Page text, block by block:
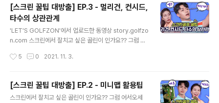
가지 도우미들이 있답니다! 그린격자, 코스매니저, LED 퍼
팅 가이드 세가지에 대해 오늘은 알아봐요~ 첫번째는 그린
격자에요 격자는 보통격자와 투비전격자로 총 2가지 종류
가 있답니다 먼저 보통격자는 우리가 흔히 볼 수 있는 네모
이 흘러가는 모습을 보며 높낮이, 경사를 파악할 수 있어요
[스크린 꿀팁 대방출] EP.3 - 멀리건, 컨시드,
타수의 상관관계
'LET'S GOLFZON'에서 업로드한 동영상 story.golfzo
n.com 스크린에서 잘치고 싶은 골린이 인가요?? 그럼 어
해봤지만 잘 모르겠다면! 그런 골린이 여러분을 위해 스크
알려드렸던 OB라인(빨간색)과 해저드라인(파란색) 기억
나시나요?? 이리저리 잘 피해가고 싶은 우리들 골린이 마
음이지만...! 피하지 못했다면 타수는 어떻게 계산하는지!
5 0 2021. 11. 3.
[스크린 꿀팁 대방출] EP.2 - 미니맵 활용팁
스크린에서 잘치고 싶은 골린이 인가요?? 그럼 어서오세